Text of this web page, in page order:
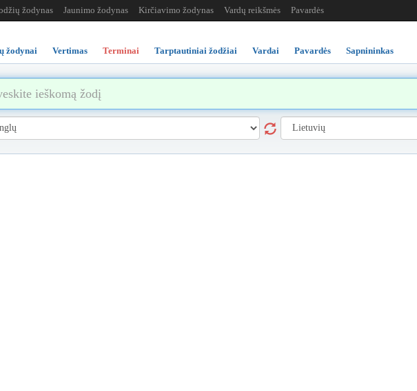
žodynas Jaunimo žodynas Kirčiavimo žodynas Vardų reikšmės Pavardės
žodynai Vertimas Terminai Tarptautiniai žodžiai Vardai Pavardės Sapnininkas